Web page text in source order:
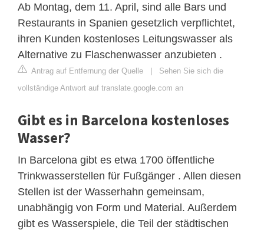
Ab Montag, dem 11. April, sind alle Bars und
Restaurants in Spanien gesetzlich verpflichtet,
ihren Kunden kostenloses Leitungswasser als
Alternative zu Flaschenwasser anzubieten .
Antrag auf Entfernung der Quelle | Sehen Sie sich die
vollständige Antwort auf translate.google.com an
Gibt es in Barcelona kostenloses
Wasser?
In Barcelona gibt es etwa 1700 öffentliche
Trinkwasserstellen für Fußgänger . Allen diesen
Stellen ist der Wasserhahn gemeinsam,
unabhängig von Form und Material. Außerdem
gibt es Wasserspiele, die Teil der städtischen